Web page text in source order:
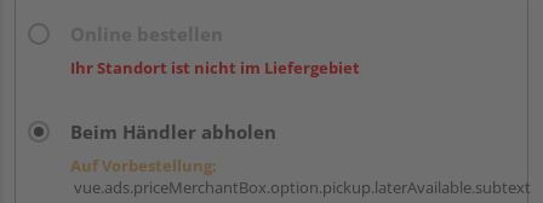
Ihr Standort ist nicht im Liefergebiet
Beim Händler abholen
Auf Vorbestellung:
vue.ads.priceMerchantBox.option.pickup.laterAvailable.subtext